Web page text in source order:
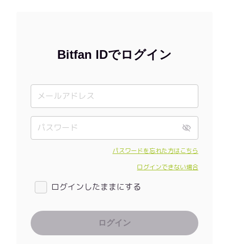
Bitfan IDでログイン
パスワードを忘れた方はこちら
ログインできない場合
ログインしたままにする